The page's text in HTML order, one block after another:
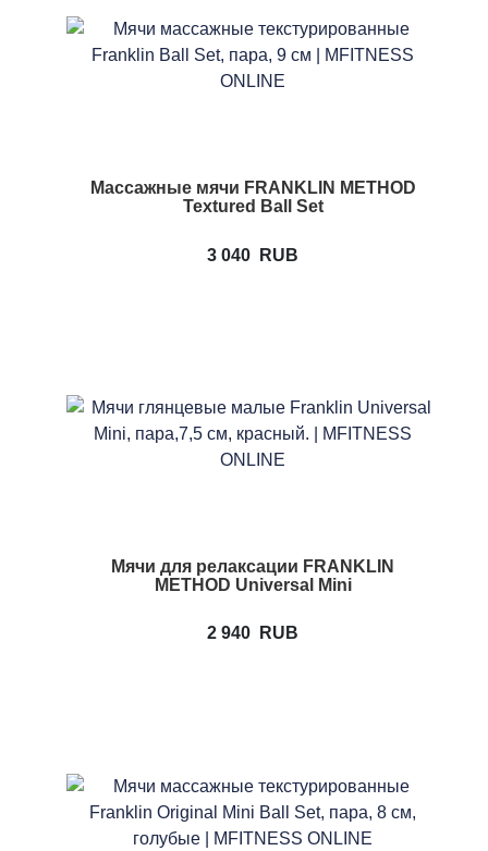
Массажные мячи FRANKLIN METHOD
Textured Ball Set
3 040 RUB
Мячи для релаксации FRANKLIN
METHOD Universal Mini
2 940 RUB